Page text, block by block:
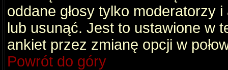
oddane głosy tylko moderatorzy
lub usunąć. Jest to ustawione w
ankiet przez zmianę opcji w
Powrót do góry